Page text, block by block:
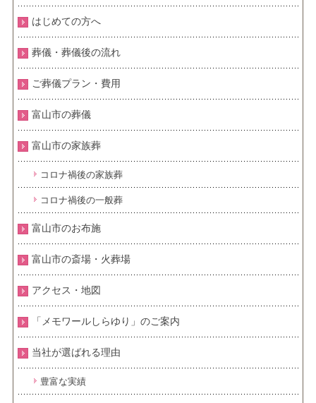
はじめての方へ
葬儀・葬儀後の流れ
ご葬儀プラン・費用
富山市の葬儀
富山市の家族葬
コロナ禍後の家族葬
コロナ禍後の一般葬
富山市のお布施
富山市の斎場・火葬場
アクセス・地図
「メモワールしらゆり」のご案内
当社が選ばれる理由
豊富な実績